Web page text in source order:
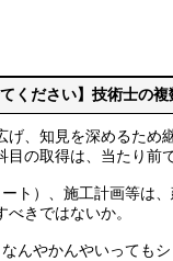
ください】技術士の
げ、知見を深めるため
目の取得は、当たり前
ト）、施工計画等は
きではないか。
んやかんやいっても